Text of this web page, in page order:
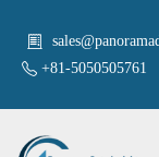
+81-5050505761